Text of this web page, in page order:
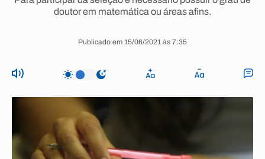
doutor em matemática ou áreas afins.
Publicado em 15/06/2021 às 7:35